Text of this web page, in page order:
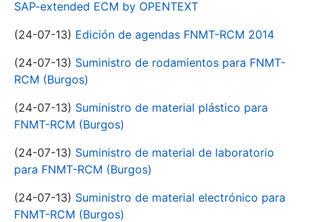
SAP-extended ECM by OPENTEXT
(24-07-13) Edición de agendas FNMT-RCM 2014
(24-07-13) Suministro de rodamientos para FNMT-
RCM (Burgos)
(24-07-13) Suministro de material plástico para
FNMT-RCM (Burgos)
(24-07-13) Suministro de material de laboratorio
para FNMT-RCM (Burgos)
(24-07-13) Suministro de material electrónico para
FNMT-RCM (Burgos)